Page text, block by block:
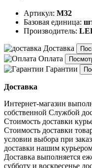
Артикул: M32
Базовая единица:
Производитель:
Доставка
Оплата
Гарантии
Доставка
Интернет-магазин
собственной Службой
Стоимость доставки
Стоимость доставки
условии выбора при
доставки нашим
Доставка выполняется
субботу и воскресенье